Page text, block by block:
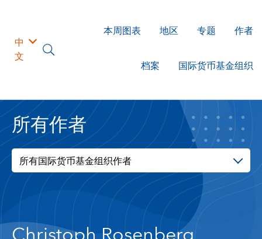
中
文
本周图表 地区 专题 作者
档案 国际货币基金组织
所有作者
所有国际货币基金组织作者